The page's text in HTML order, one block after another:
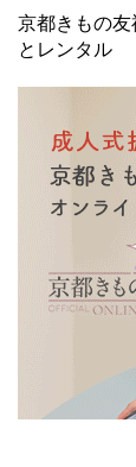
京都きもの
とレンタル